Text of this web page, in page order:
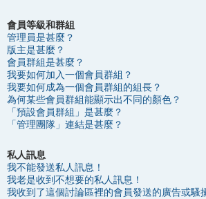
會員等級和群組
管理員是甚麼？
版主是甚麼？
會員群組是甚麼？
我要如何加入一個會員群組？
我要如何成為一個會員群組的組長？
為何某些會員群組能顯示出不同的顏色？
「預設會員群組」是甚麼？
「管理團隊」連結是甚麼？
私人訊息
我不能發送私人訊息！
我老是收到不想要的私人訊息！
我收到了這個討論區裡的會員發送的廣告或騷